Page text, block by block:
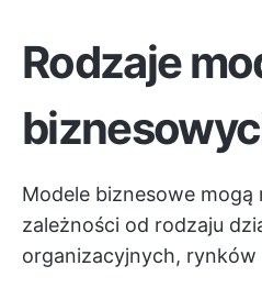
Rodzaje
Modele biznesowe mogą
zależności od rodzaju
organizacyjnych,